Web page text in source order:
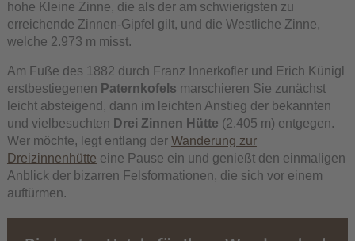
hohe Kleine Zinne, die als der am schwierigsten zu
erreichende Zinnen-Gipfel gilt, und die Westliche Zinne,
welche 2.973 m misst.
Am Fuße des 1882 durch Franz Innerkofler und Erich Künigl
erstbestiegenen Paternkofels marschieren Sie zunächst
leicht absteigend, dann im leichten Anstieg der bekannten
und vielbesuchten Drei Zinnen Hütte (2.405 m) entgegen.
Wer möchte, legt entlang der Wanderung zur
Dreizinnenhütte eine Pause ein und genießt den einmaligen
Anblick der bizarren Felsformationen, die sich vor einem
auftürmen.